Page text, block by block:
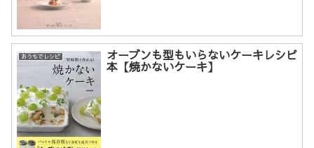
おうちでレシピ オーブンも型もいらないケーキレシピ
本【焼かないケーキ】